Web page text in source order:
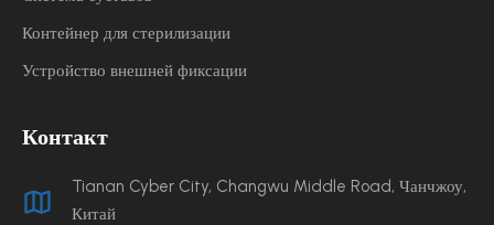
Контейнер для стерилизации
Устройство внешней фиксации
Контакт
Tianan Cyber ​​City, Changwu Middle Road, Чанчжоу,
Китай